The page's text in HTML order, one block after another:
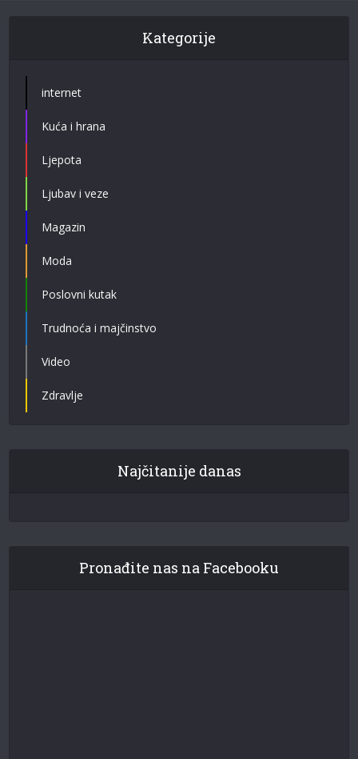
Kategorije
internet
Kuća i hrana
Ljepota
Ljubav i veze
Magazin
Moda
Poslovni kutak
Trudnoća i majčinstvo
Video
Zdravlje
Najčitanije danas
Pronađite nas na Facebooku